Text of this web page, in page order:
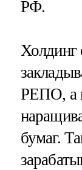
РФ.
Холдинг
РЕПО, а
бумаг.